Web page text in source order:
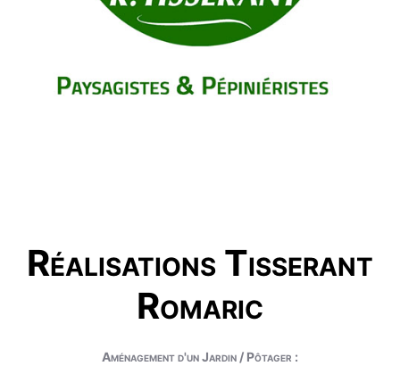
Réalisations Tisserant
Romaric
Aménagement d'un Jardin / Pôtager :